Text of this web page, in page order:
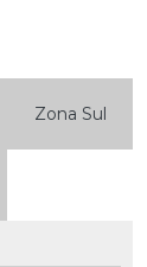
Zona Sul